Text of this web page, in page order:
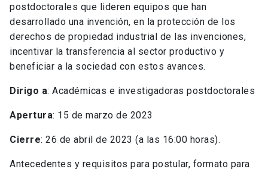
postdoctorales que lideren equipos que han
desarrollado una invención, en la protección de los
derechos de propiedad industrial de las invenciones,
incentivar la transferencia al sector productivo y
beneficiar a la sociedad con estos avances.
Dirigo a: Académicas e investigadoras postdoctorales
Apertura: 15 de marzo de 2023
Cierre: 26 de abril de 2023 (a las 16:00 horas).
Antecedentes y requisitos para postular, formato para